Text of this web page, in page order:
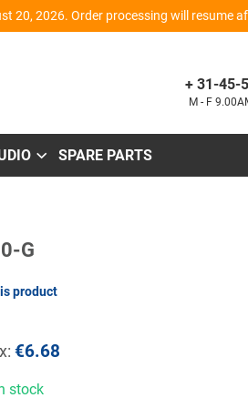
20, 2026. Order processing will resume
+ 31-45-
M - F
SPARE PARTS
G
product
€6.68
stock